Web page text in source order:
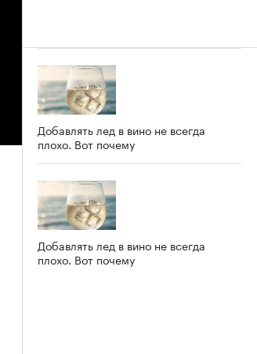
Добавлять лед в вино не всегда
плохо. Вот почему
Добавлять лед в вино не всегда
плохо. Вот почему